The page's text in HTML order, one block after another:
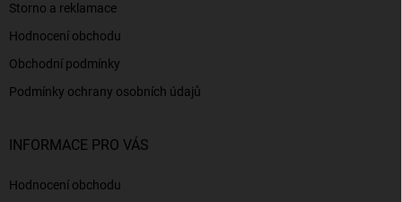
Storno a reklamace
Hodnocení obchodu
Obchodní podmínky
Podmínky ochrany osobních údajů
INFORMACE PRO VÁS
Hodnocení obchodu